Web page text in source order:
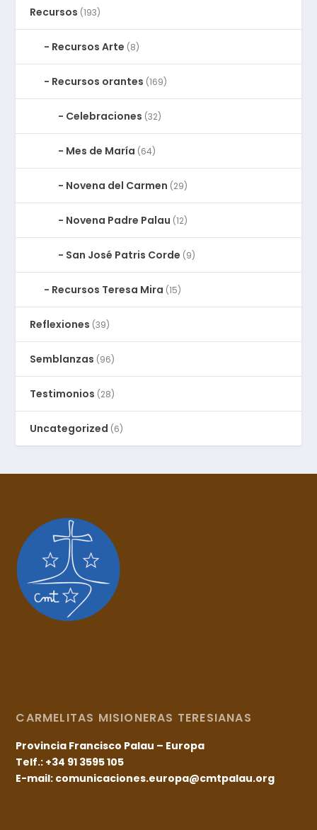
Recursos (193)
Recursos Arte (8)
Recursos orantes (169)
Celebraciones (32)
Mes de María (64)
Novena del Carmen (29)
Novena Padre Palau (12)
San José Patris Corde (9)
Recursos Teresa Mira (15)
Reflexiones (39)
Semblanzas (96)
Testimonios (28)
Uncategorized (6)
CARMELITAS MISIONERAS TERESIANAS
Provincia Francisco Palau – Europa
Telf.: +34 91 3595 105
E-mail: comunicaciones.europa@cmtpalau.org